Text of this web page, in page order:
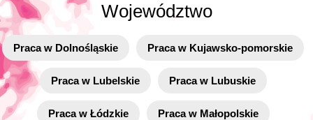
Województwo
Praca w Dolnośląskie Praca w Kujawsko-pomorskie
Praca w Lubelskie Praca w Lubuskie
Praca w Łódzkie Praca w Małopolskie